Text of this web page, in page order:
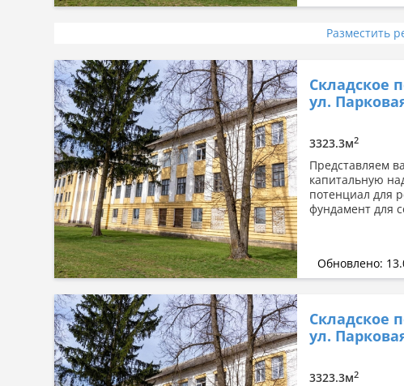
Разместить
Складское
ул.
3323.3м2
Представляем
капитальную
потенциал для
фундамент для
Обновлено:
Складское
ул.
3323.3м2